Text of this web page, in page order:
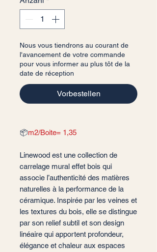
Nous vous tiendrons au courant de
l'avancement de votre commande
pour vous informer au plus tôt de la
date de réception
Vorbestellen
📦m2/Boite= 1,35
Linewood est une collection de
carrelage mural effet bois qui
associe l’authenticité des matières
naturelles à la performance de la
céramique. Inspirée par les veines et
les textures du bois, elle se distingue
par son relief subtil et son design
linéaire qui apportent profondeur,
élégance et chaleur aux espaces